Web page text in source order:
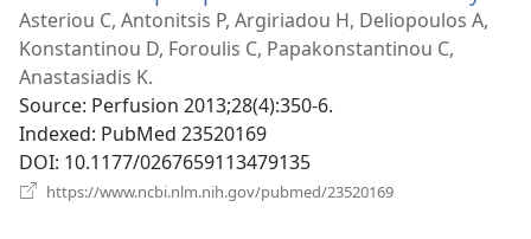
у
Asteriou C, Antonitsis P, Argiriadou H, Deliopoulos A,
Konstantinou D, Foroulis C, Papakonstantinou C,
Anastasiadis K.
Source‎: Perfusion 2013;28(4):350-6.
Indexed‎: PubMed 23520169
DOI‎: 10.1177/0267659113479135
https://www.ncbi.nlm.nih.gov/pubmed/23520169